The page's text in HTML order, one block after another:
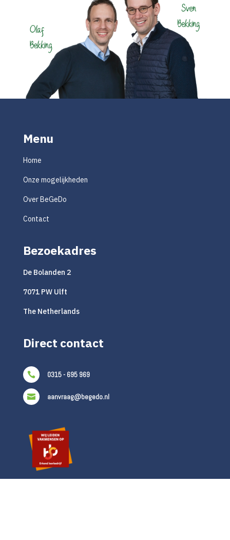
Menu
Home
Onze mogelijkheden
Over BeGeDo
Contact
Bezoekadres
De Bolanden 2
7071 PW Ulft
The Netherlands
Direct contact
 0315 - 695 969
 aanvraag@begedo.nl